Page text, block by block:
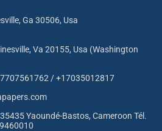
Ga 30506, Usa
Va 20155, Usa (Washington
/ +17035012817
Yaoundé-Bastos, Cameroon Tél.